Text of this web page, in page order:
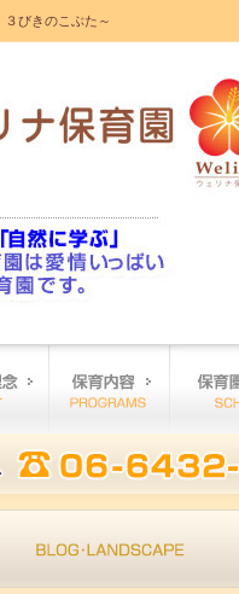
びきのこぶた～